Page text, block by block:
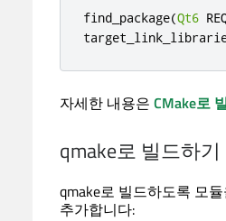
find_package(Qt6
자세한 내용은 CMake로
qmake로 빌드하기
qmake로 빌드하도록 모
추가합니다: